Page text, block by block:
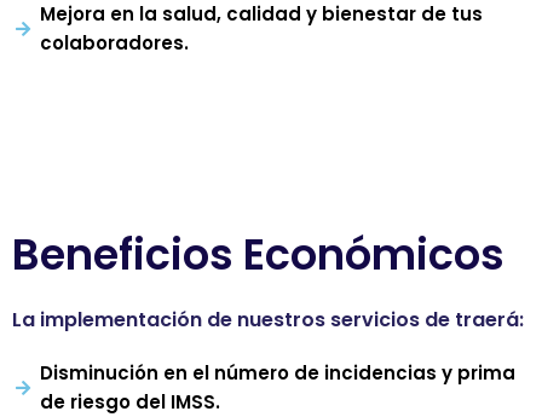
Mejora en la salud, calidad y bienestar de tus
colaboradores.
Beneficios Económicos
La implementación de nuestros servicios de traerá:
Disminución en el número de incidencias y prima
de riesgo del IMSS.